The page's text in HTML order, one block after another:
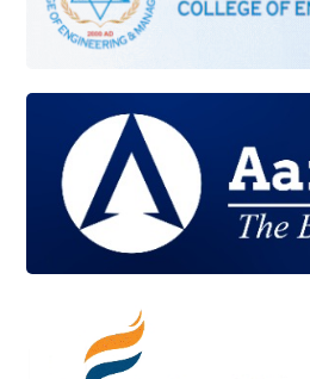
समाचार
राजनीति
आर्थिक
मनोरञ्जन